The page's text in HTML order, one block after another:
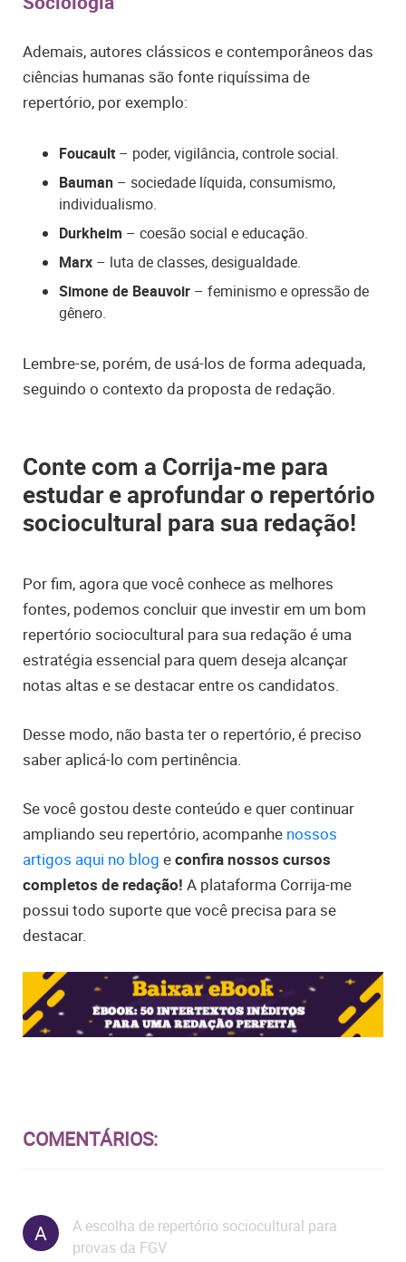
Ademais, autores clássicos e contemporâneos das
ciências humanas são fonte riquíssima de
repertório, por exemplo:
Foucault – poder, vigilância, controle social.
Bauman – sociedade líquida, consumismo,
individualismo.
Durkheim – coesão social e educação.
Marx – luta de classes, desigualdade.
Simone de Beauvoir – feminismo e opressão de
gênero.
Lembre-se, porém, de usá-los de forma adequada,
seguindo o contexto da proposta de redação.
Conte com a Corrija-me para
estudar e aprofundar o repertório
sociocultural para sua redação!
Por fim, agora que você conhece as melhores
fontes, podemos concluir que investir em um bom
repertório sociocultural para sua redação é uma
estratégia essencial para quem deseja alcançar
notas altas e se destacar entre os candidatos.
Desse modo, não basta ter o repertório, é preciso
saber aplicá-lo com pertinência.
Se você gostou deste conteúdo e quer continuar
ampliando seu repertório, acompanhe nossos
artigos aqui no blog econfira nossos cursos
completos de redação! A plataforma Corrija-me
possui todo suporte que você precisa para se
destacar.
COMENTÁRIOS:
A
A escolha de repertório sociocultural para
provas da FGV